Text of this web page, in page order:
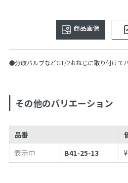
商品画像
●分岐バルブなどG1/2おねじに取り付けて
その他のバリエーション
品番
表示中
B41-25-13 ¥